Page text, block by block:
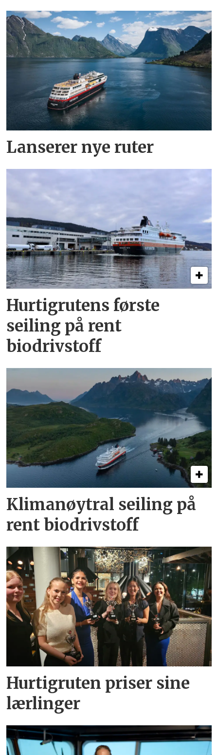
Lanserer nye ruter
Hurtigrutens første
seiling på rent
biodrivstoff
Klimanøytral seiling på
rent biodrivstoff
Hurtigruten priser sine
lærlinger